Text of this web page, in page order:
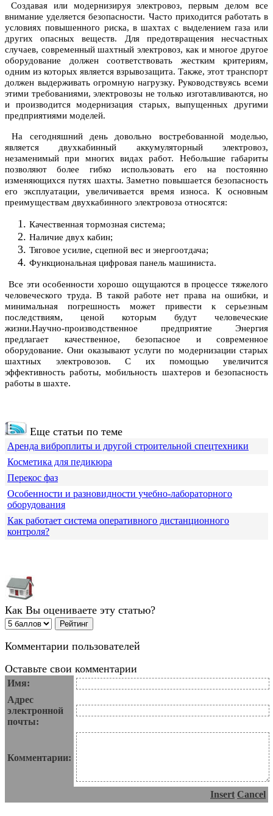
Создавая или модернизируя электровоз, первым делом все
внимание уделяется безопасности. Часто приходится работать в
условиях повышенного риска, в шахтах с выделением газа или
других опасных веществ. Для предотвращения несчастных
случаев, современный шахтный электровоз, как и многое другое
оборудование должен соответствовать жестким критериям,
одним из которых является взрывозащита. Также, этот транспорт
должен выдерживать огромную нагрузку. Руководствуясь всеми
этими требованиями, электровозы не только изготавливаются, но
и производится модернизация старых, выпущенных другими
предприятиями моделей.
На сегодняшний день довольно востребованной моделью,
являетсядвухкабинный аккумуляторный электровоз,
незаменимый при многих видах работ. Небольшие габариты
позволяют более гибко использовать его на постоянно
изменяющихся путях шахты. Заметно повышается безопасность
его эксплуатации, увеличивается время износа. К основным
преимуществам двухкабинного электровоза относятся:
Качественная тормозная система;
Наличие двух кабин;
Тяговое усилие, сцепной вес и энергоотдача;
Функциональная цифровая панель машиниста.
Все эти особенности хорошо ощущаются в процессе тяжелого
человеческого труда. В такой работе нет права на ошибки, и
минимальная погрешность может привести к серьезным
последствиям, ценой которым будут человеческие
жизни.Научно-производственное предприятие Энергия
предлагает качественное, безопасное и современное
оборудование. Они оказывают услуги по модернизации старых
шахтных электровозов. С их помощью увеличится
эффективность работы, мобильность шахтеров и безопасность
работы в шахте.
Еще статьи по теме
Аренда виброплиты и другой строительной спецтехники
Косметика для педикюра
Перекос фаз
Особенности и разновидности учебно-лабораторного
оборудования
Как работает система оперативного дистанционного
контроля?
Как Вы оцениваете эту статью?
Комментарии пользователей
Оставьте свои комментарии
Имя:
Адрес
электронной
почты:
Комментарии:
Insert Cancel